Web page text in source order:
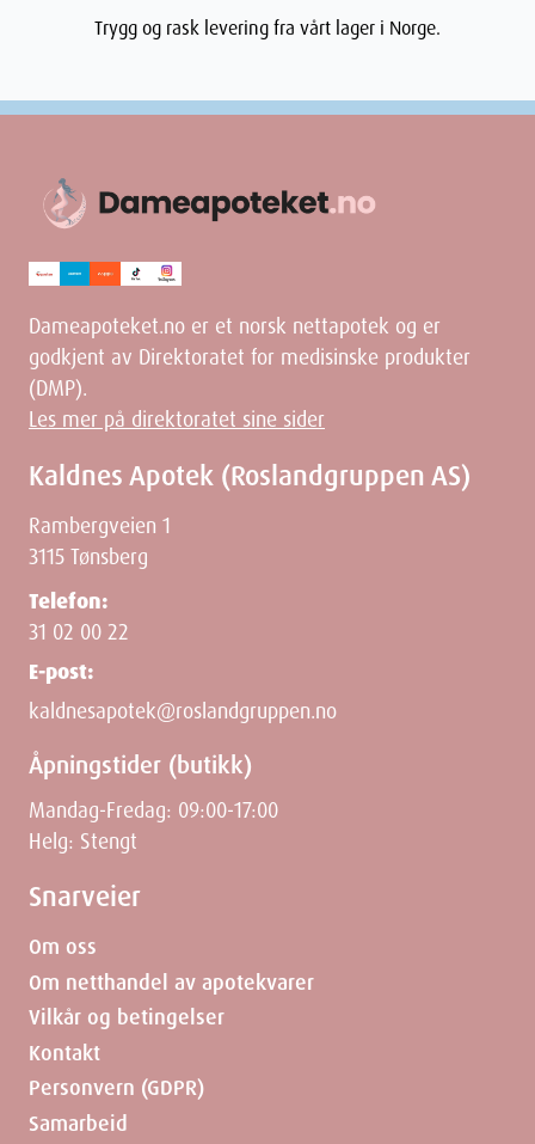
Trygg og rask levering fra vårt lager i Norge.
Dameapoteket.no er et norsk nettapotek og er
godkjent av Direktoratet for medisinske produkter
(DMP).
Les mer på direktoratet sine sider
Kaldnes Apotek (Roslandgruppen AS)
Rambergveien 1
3115 Tønsberg
Telefon:
31 02 00 22
E-post:
kaldnesapotek@roslandgruppen.no
Åpningstider (butikk)
Mandag-Fredag: 09:00-17:00
Helg: Stengt
Snarveier
Om oss
Om netthandel av apotekvarer
Vilkår og betingelser
Kontakt
Personvern (GDPR)
Samarbeid